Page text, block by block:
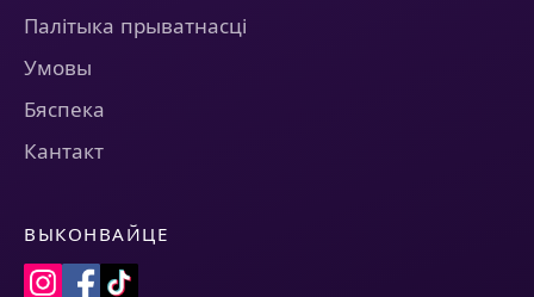
Палітыка прыватнасці
Умовы
Бяспека
Кантакт
ВЫКОНВАЙЦЕ